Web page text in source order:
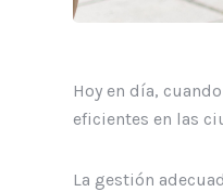
Hoy en día,
eficientes en las
La gestión